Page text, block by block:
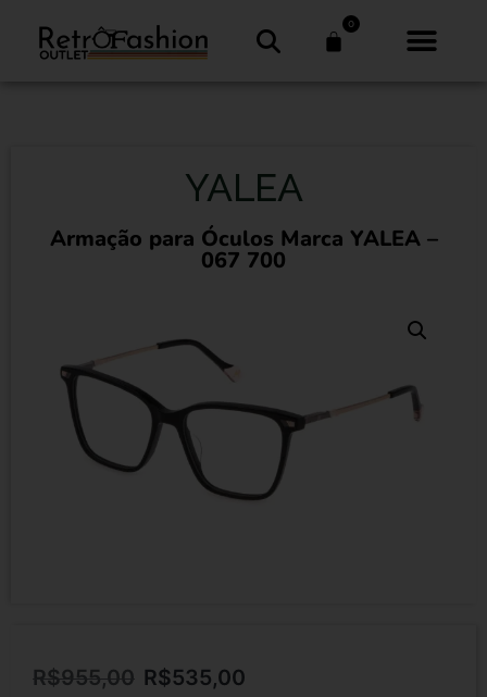
0
YALEA
Armação para Óculos Marca YALEA –
067 700
R$955,00 R$535,00